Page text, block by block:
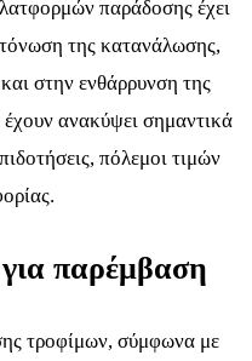
παράδοσης έχει
της κατανάλωσης,
στην ενθάρρυνση της
έχουν ανακύψει σημαντικά
πόλεμοι τιμών
παρέμβαση
τροφίμων, σύμφωνα με